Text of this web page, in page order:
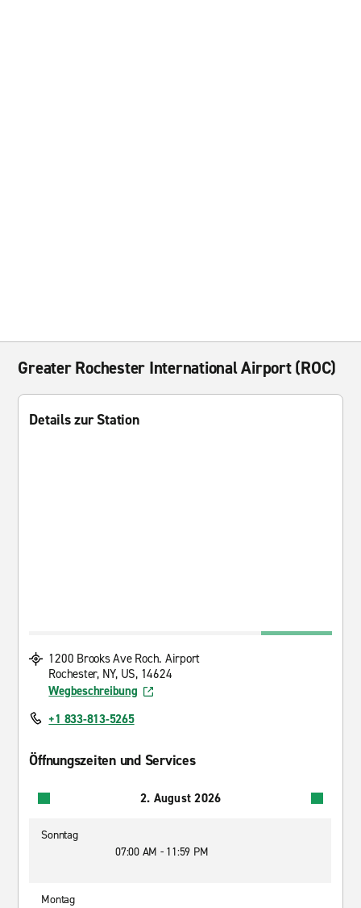
Greater Rochester International Airport (ROC)
Details zur Station
1200 Brooks Ave Roch. Airport
Rochester, NY, US, 14624
Wegbeschreibung
+1 833-813-5265
Öffnungszeiten und Services
2. August 2026
Sonntag
07:00 AM - 11:59 PM
Montag